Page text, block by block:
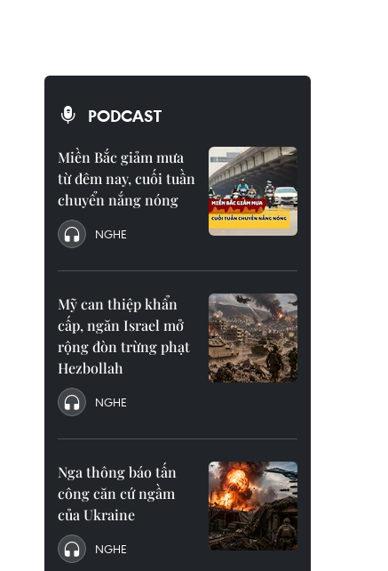
PODCAST
Miền Bắc giảm mưa
từ đêm nay, cuối tuần
chuyển nắng nóng
NGHE
Mỹ can thiệp khẩn
cấp, ngăn Israel mở
rộng đòn trừng phạt
Hezbollah
NGHE
Nga thông báo tấn
công căn cứ ngầm
của Ukraine
NGHE